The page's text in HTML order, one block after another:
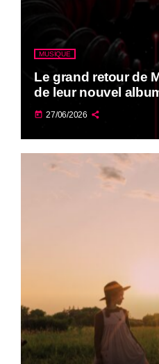
MUSIQUE
Le grand retour de
de leur nouvel
today 27/06/2026